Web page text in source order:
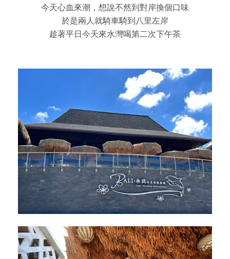
今天心血來潮，想說不然到對岸換個口味
於是兩人就騎車騎到八里左岸
趁著平日今天來水灣喝第二次下午茶